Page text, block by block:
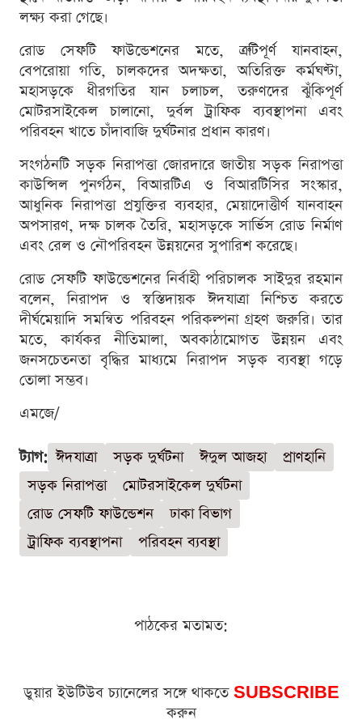
লক্ষ্য করা গেছে।
রোড সেফটি ফাউন্ডেশনের মতে, ত্রুটিপূর্ণ যানবাহন,
বেপরোয়া গতি, চালকদের অদক্ষতা, অতিরিক্ত কর্মঘণ্টা,
মহাসড়কে ধীরগতির যান চলাচল, তরুণদের ঝুঁকিপূর্ণ
মোটরসাইকেল চালানো, দুর্বল ট্রাফিক ব্যবস্থাপনা এবং
পরিবহন খাতে চাঁদাবাজি দুর্ঘটনার প্রধান কারণ।
সংগঠনটি সড়ক নিরাপত্তা জোরদারে জাতীয় সড়ক নিরাপত্তা
কাউন্সিল পুনর্গঠন, বিআরটিএ ও বিআরটিসির সংস্কার,
আধুনিক নিরাপত্তা প্রযুক্তির ব্যবহার, মেয়াদোত্তীর্ণ যানবাহন
অপসারণ, দক্ষ চালক তৈরি, মহাসড়কে সার্ভিস রোড নির্মাণ
এবং রেল ও নৌপরিবহন উন্নয়নের সুপারিশ করেছে।
রোড সেফটি ফাউন্ডেশনের নির্বাহী পরিচালক সাইদুর রহমান
বলেন, নিরাপদ ও স্বস্তিদায়ক ঈদযাত্রা নিশ্চিত করতে
দীর্ঘমেয়াদি সমন্বিত পরিবহন পরিকল্পনা গ্রহণ জরুরি। তার
মতে, কার্যকর নীতিমালা, অবকাঠামোগত উন্নয়ন এবং
জনসচেতনতা বৃদ্ধির মাধ্যমে নিরাপদ সড়ক ব্যবস্থা গড়ে
তোলা সম্ভব।
এমজে/
ট্যাগ: ঈদযাত্রা সড়ক দুর্ঘটনা ঈদুল আজহা
প্রাণহানি
সড়ক নিরাপত্তা
মোটরসাইকেল দুর্ঘটনা
রোড সেফটি ফাউন্ডেশন
ঢাকা বিভাগ
ট্রাফিক ব্যবস্থাপনা
পরিবহন ব্যবস্থা
পাঠকের মতামত:
ডুয়ার ইউটিউব চ্যানেলের সঙ্গে থাকতে SUBSCRIBE
করুন